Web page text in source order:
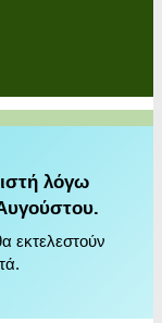
λόγω
εκτελεστούν